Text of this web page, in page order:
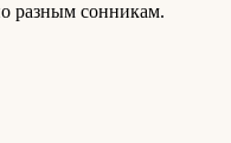
разным сонникам.